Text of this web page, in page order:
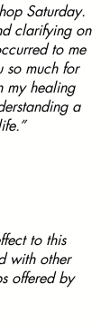
Saturday.
clarifying on
to me
so much for
my healing
a
to this
with other
offered by